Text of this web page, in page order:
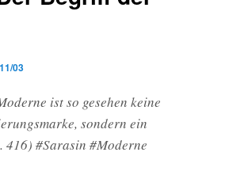
03
ist so gesehen keine
sondern ein
416) #Sarasin #Moderne